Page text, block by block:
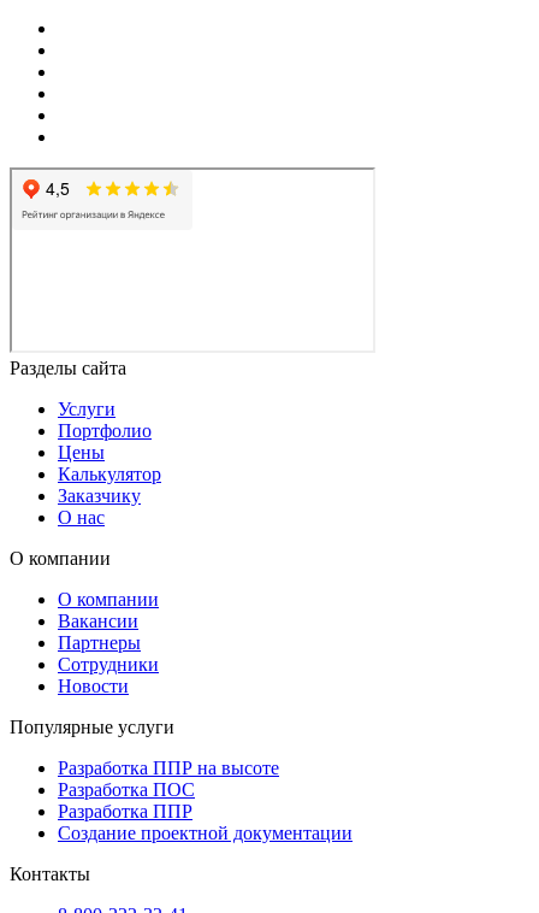
Разделы сайта
Услуги
Портфолио
Цены
Калькулятор
Заказчику
О нас
О компании
О компании
Вакансии
Партнеры
Сотрудники
Новости
Популярные услуги
Разработка ППР на высоте
Разработка ПОС
Разработка ППР
Создание проектной документации
Контакты